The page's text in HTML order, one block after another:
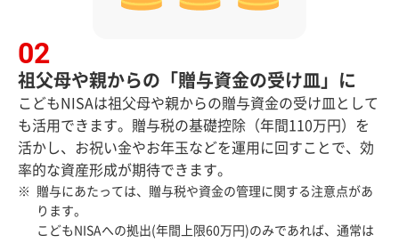
祖父母や親からの「贈与資金の受け皿」に
こどもNISAは祖父母や親からの贈与資金の受け皿として
も活用できます。贈与税の基礎控除（年間110万円）を
活かし、お祝い金やお年玉などを運用に回すことで、効
率的な資産形成が期待できます。
贈与にあたっては、贈与税や資金の管理に関する注意点があ
ります。
こどもNISAへの拠出(年間上限60万円)のみであれば、通常は